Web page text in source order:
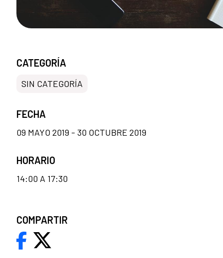
CATEGORÍA
SIN CATEGORÍA
FECHA
09 MAYO 2019 - 30 OCTUBRE 2019
HORARIO
14:00 A 17:30
COMPARTIR